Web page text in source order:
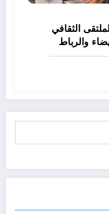
الثقافي
والرباط